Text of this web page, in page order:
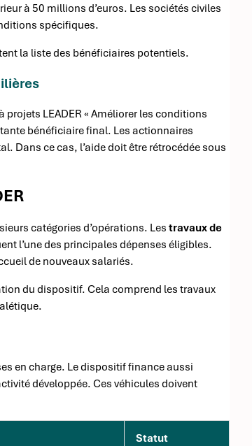
à 50 millions d’euros. Les sociétés civiles
spécifiques.
la liste des bénéficiaires potentiels.
LEADER « Améliorer les conditions
bénéficiaire final. Les actionnaires
Dans ce cas, l’aide doit être rétrocédée sous
catégories d’opérations. Les travaux de
l’une des principales dépenses éligibles.
de nouveaux salariés.
du dispositif. Cela comprend les travaux
en charge. Le dispositif finance aussi
développée. Ces véhicules doivent
Statut